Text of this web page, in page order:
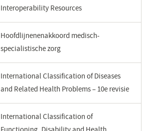
Interoperability Resources
Hoofdlijnenenakkoord medisch-
specialistische zorg
International Classification of Diseases
and Related Health Problems – 10e revisie
International Classification of